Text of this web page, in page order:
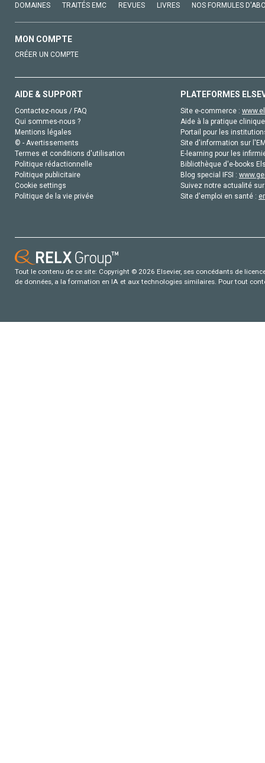
DOMAINES TRAITÉS EMC REVUES LIVRES NOS FORMULES
MON COMPTE
CRÉER UN COMPTE
AIDE & SUPPORT
Contactez-nous / FAQ
Qui sommes-nous ?
Mentions légales
© - Avertissements
Termes et conditions d'utilisation
Politique rédactionnelle
Politique publicitaire
Cookie settings
Politique de la vie privée
PLATEFORMES
Site e-commerce :
Aide à la pratique
Portail pour les
Site d'information sur
E-learning pour les
Bibliothèque d'e-books
Blog special IFSI :
Suivez notre actualité
Site d'emploi en santé :
Tout le contenu de ce site: Copyright © 2026 Elsevier, ses concédants de
de données, a la formation en IA et aux technologies similaires. Pour tout